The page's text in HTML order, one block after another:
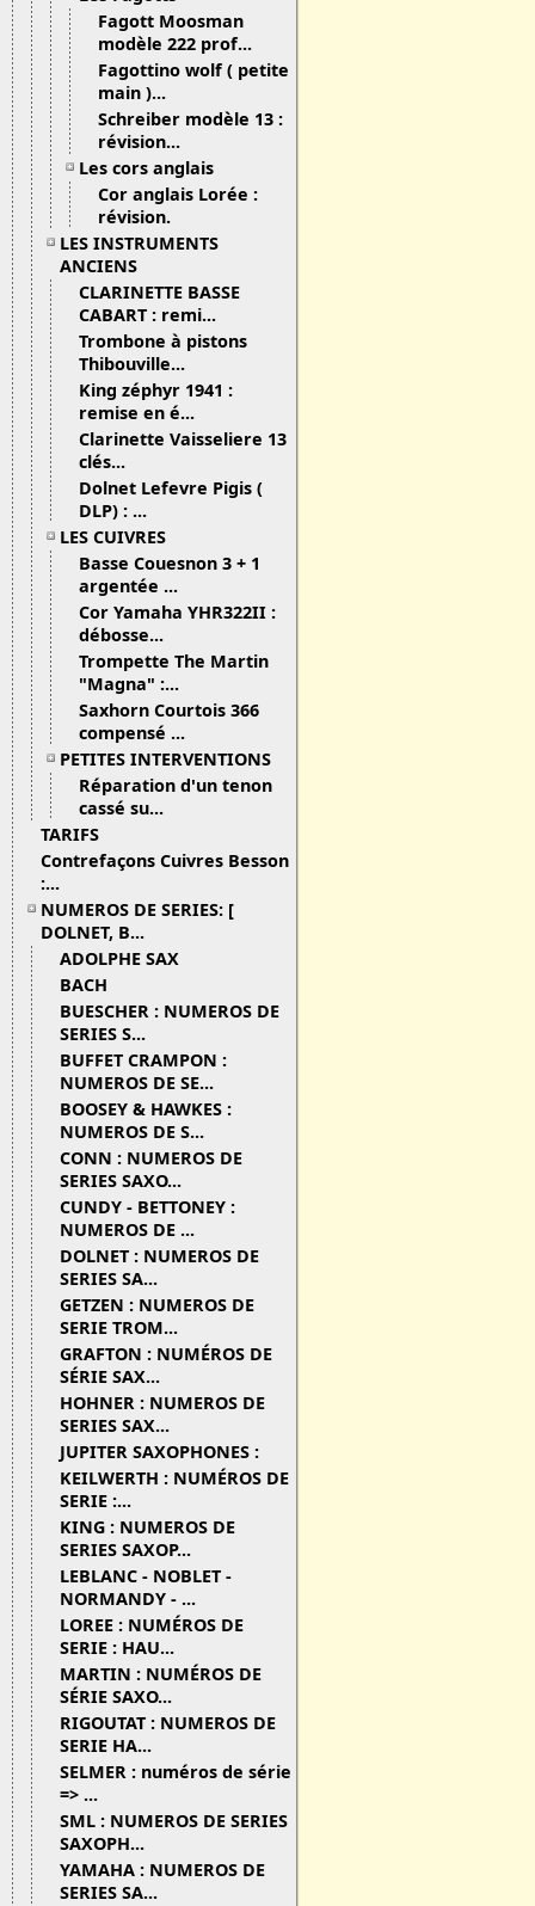
Fagott Moosman
modèle 222 prof...
Fagottino wolf ( petite
main )...
Schreiber modèle 13 :
révision...
Les cors anglais
Cor anglais Lorée :
révision.
LES INSTRUMENTS
ANCIENS
CLARINETTE BASSE
CABART : remi...
Trombone à pistons
Thibouville...
King zéphyr 1941 :
remise en é...
Clarinette Vaisseliere 13
clés...
Dolnet Lefevre Pigis (
DLP) : ...
LES CUIVRES
Basse Couesnon 3 + 1
argentée ...
Cor Yamaha YHR322II :
débosse...
Trompette The Martin
"Magna" :...
Saxhorn Courtois 366
compensé ...
PETITES INTERVENTIONS
Réparation d'un tenon
cassé su...
TARIFS
Contrefaçons Cuivres Besson
:...
NUMEROS DE SERIES: [
DOLNET, B...
ADOLPHE SAX
BACH
BUESCHER : NUMEROS DE
SERIES S...
BUFFET CRAMPON :
NUMEROS DE SE...
BOOSEY & HAWKES :
NUMEROS DE S...
CONN : NUMEROS DE
SERIES SAXO...
CUNDY - BETTONEY :
NUMEROS DE ...
DOLNET : NUMEROS DE
SERIES SA...
GETZEN : NUMEROS DE
SERIE TROM...
GRAFTON : NUMÉROS DE
SÉRIE SAX...
HOHNER : NUMEROS DE
SERIES SAX...
JUPITER SAXOPHONES :
KEILWERTH : NUMÉROS DE
SERIE :...
KING : NUMEROS DE
SERIES SAXOP...
LEBLANC - NOBLET -
NORMANDY - ...
LOREE : NUMÉROS DE
SERIE : HAU...
MARTIN : NUMÉROS DE
SÉRIE SAXO...
RIGOUTAT : NUMEROS DE
SERIE HA...
SELMER : numéros de série
=> ...
SML : NUMEROS DE SERIES
SAXOPH...
YAMAHA : NUMEROS DE
SERIES SA...